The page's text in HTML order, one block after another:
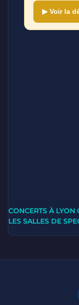
▶ Voir la
CONCERTS À LYON
LES SALLES DE